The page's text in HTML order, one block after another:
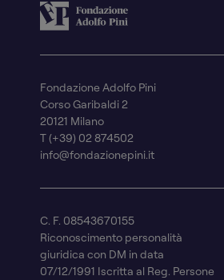
Fondazione Adolfo Pini
Corso Garibaldi 2
20121 Milano
T (+39) 02 874502
info@fondazionepini.it
C. F. 08543670155
Riconoscimento personalità
giuridica con DM in data
07/12/1991 Iscritta al Reg. Persone